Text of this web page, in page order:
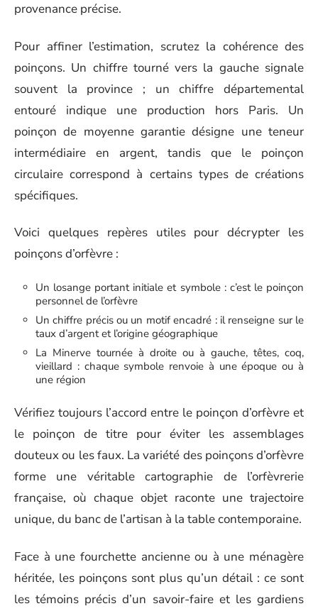
provenance précise.
Pour affiner l’estimation, scrutez la cohérence des
poinçons. Un chiffre tourné vers la gauche signale
souvent la province ; un chiffre départemental
entouré indique une production hors Paris. Un
poinçon de moyenne garantie désigne une teneur
intermédiaire en argent, tandis que le poinçon
circulaire correspond à certains types de créations
spécifiques.
Voici quelques repères utiles pour décrypter les
poinçons d’orfèvre :
Un losange portant initiale et symbole : c’est le poinçon
personnel de l’orfèvre
Un chiffre précis ou un motif encadré : il renseigne sur le
taux d’argent et l’origine géographique
La Minerve tournée à droite ou à gauche, têtes, coq,
vieillard : chaque symbole renvoie à une époque ou à
une région
Vérifiez toujours l’accord entre le poinçon d’orfèvre et
le poinçon de titre pour éviter les assemblages
douteux ou les faux. La variété des poinçons d’orfèvre
forme une véritable cartographie de l’orfèvrerie
française, où chaque objet raconte une trajectoire
unique, du banc de l’artisan à la table contemporaine.
Face à une fourchette ancienne ou à une ménagère
héritée, les poinçons sont plus qu’un détail : ce sont
les témoins précis d’un savoir-faire et les gardiens